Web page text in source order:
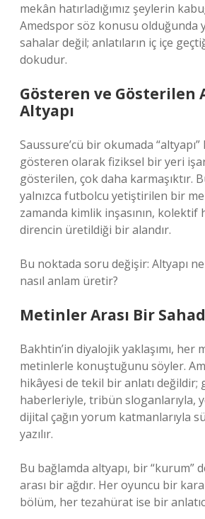
mekân hatırladığımız şeylerin
Amedspor söz konusu olduğunda
sahalar değil; anlatıların iç içe
dokudur.
Gösteren ve Gösterilen
Altyapı
Saussure’cü bir okumada
gösteren olarak fiziksel bir yeri
gösterilen, çok daha karmaşıktır.
yalnızca futbolcu yetiştirilen bir
zamanda kimlik inşasının, kolektif
direncin üretildiği bir alandır.
Bu noktada soru değişir: Altyapı
nasıl anlam üretir?
Metinler Arası Bir
Bakhtin’in diyalojik yaklaşımı, her
metinlerle konuştuğunu söyler.
hikâyesi de tekil bir anlatı değildir;
haberleriyle, tribün sloganlarıyla,
dijital çağın yorum katmanlarıyla
yazılır.
Bu bağlamda altyapı, bir “kurum”
arası bir ağdır. Her oyuncu bir
bölüm, her tezahürat ise bir